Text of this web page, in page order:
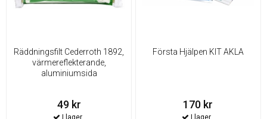
Räddningsfilt Cederroth 1892,
värmereflekterande,
aluminiumsida
49 kr
Första Hjälpen KIT AKLA
170 kr